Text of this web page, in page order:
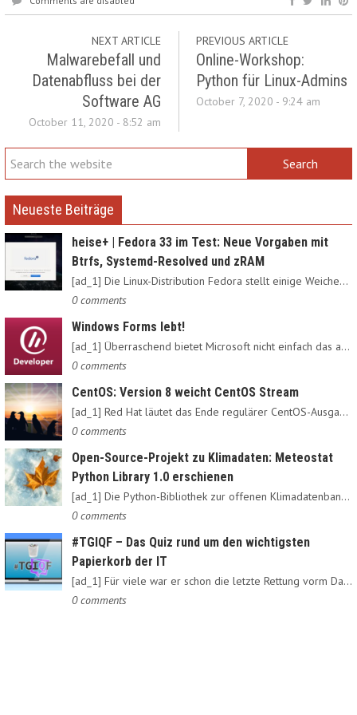
NEXT ARTICLE
Malwarebefall und
Datenabfluss bei der
Software AG
October 11, 2020 - 8:52 am
PREVIOUS ARTICLE
Online-Workshop:
Python für Linux-Admins
October 7, 2020 - 9:24 am
Neueste Beiträge
heise+ | Fedora 33 im Test: Neue Vorgaben mit
Btrfs, Systemd-Resolved und zRAM
[ad_1] Die Linux-Distribution Fedora stellt einige Weichen neu:…
0 comments
Windows Forms lebt!
[ad_1] Überraschend bietet Microsoft nicht einfach das alte…
0 comments
CentOS: Version 8 weicht CentOS Stream
[ad_1] Red Hat läutet das Ende regulärer CentOS-Ausgaben ein:…
0 comments
Open-Source-Projekt zu Klimadaten: Meteostat
Python Library 1.0 erschienen
[ad_1] Die Python-Bibliothek zur offenen Klimadatenbank Meteostat…
0 comments
#TGIQF – Das Quiz rund um den wichtigsten
Papierkorb der IT
[ad_1] Für viele war er schon die letzte Rettung vorm Daten-Nirvana:…
0 comments